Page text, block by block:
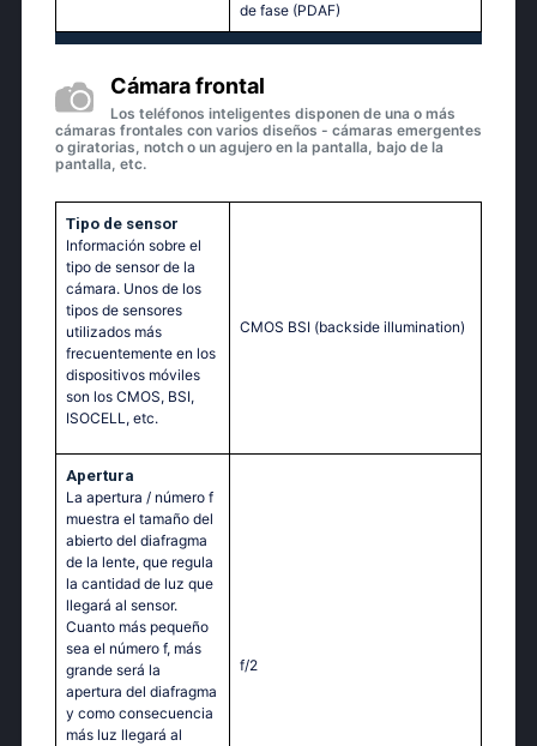
de fase (PDAF)
Cámara frontal
Los teléfonos inteligentes disponen de una o más
cámaras frontales con varios diseños - cámaras emergentes
o giratorias, notch o un agujero en la pantalla, bajo de la
pantalla, etc.
Tipo de sensor
Información sobre el
tipo de sensor de la
cámara. Unos de los
tipos de sensores
utilizados más
frecuentemente en los
dispositivos móviles
son los CMOS, BSI,
ISOCELL, etc.
CMOS BSI (backside illumination)
Apertura
La apertura / número f
muestra el tamaño del
abierto del diafragma
de la lente, que regula
la cantidad de luz que
llegará al sensor.
Cuanto más pequeño
sea el número f, más
grande será la
apertura del diafragma
y como consecuencia
más luz llegará al
f/2